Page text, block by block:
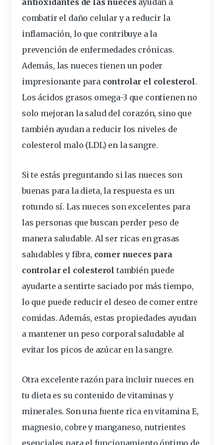
combatir el daño celular y a reducir la
inflamación, lo que contribuye a la
prevención de enfermedades crónicas.
Además, las nueces tienen un poder
impresionante para controlar el colesterol.
Los ácidos grasos omega-3 que contienen no
solo mejoran la salud del corazón, sino que
también ayudan a reducir los niveles de
colesterol malo (LDL) en la sangre.
Si te estás preguntando si las nueces son
buenas para la dieta, la respuesta es un
rotundo sí. Las nueces son excelentes para
las personas que buscan perder peso de
manera saludable. Al ser ricas en grasas
saludables y fibra, comer nueces para
controlar el colesterol también puede
ayudarte a sentirte saciado por más tiempo,
lo que puede reducir el deseo de comer entre
comidas. Además, estas propiedades ayudan
a mantener un peso corporal saludable al
evitar los picos de azúcar en la sangre.
Otra excelente razón para incluir nueces en
tu dieta es su contenido de vitaminas y
minerales. Son una fuente rica en vitamina E,
magnesio, cobre y manganeso, nutrientes
esenciales para el funcionamiento óptimo de